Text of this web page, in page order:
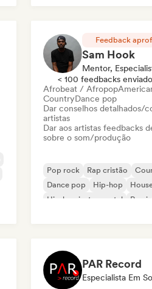
Feedback
Sam Hook
Mentor,
< 100 feedbacks
Afrobeat / Afropop
CountryDance pop
Dar conselhos detalhados/
artistas
Dar aos artistas feedbacks
sobre o som/produção
Pop rock Rap cristão
Dance pop
Hip-hop
Hip-hop instrumental
Rap
PAR Record
Especialista Em